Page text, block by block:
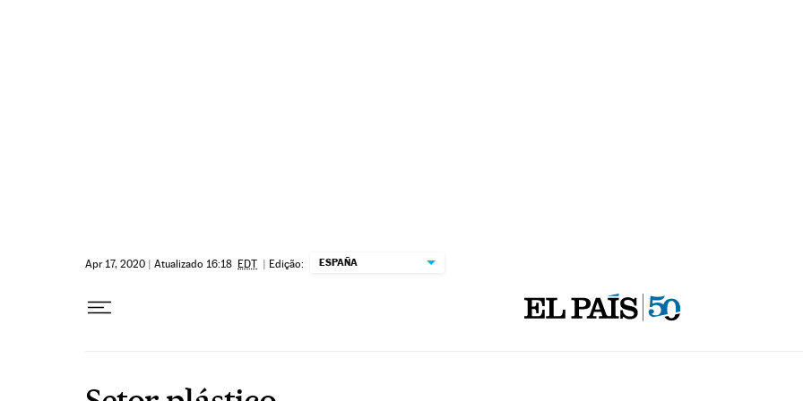
Apr 17, 2020 | Atualizado 16:18 EDT | Edição: ESPAÑA